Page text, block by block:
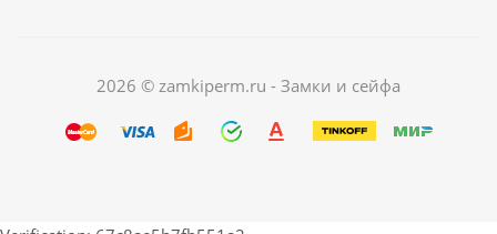
2026 © zamkiperm.ru - Замки и сейфа